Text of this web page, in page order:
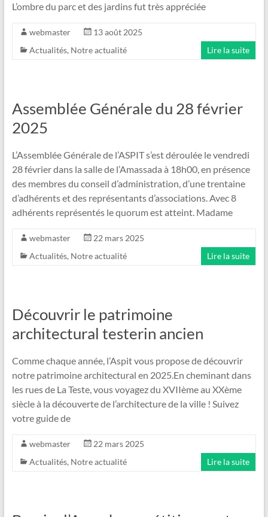
L’ombre du parc et des jardins fut très appréciée
webmaster
13 août 2025
Actualités, Notre actualité Lire la suite
Assemblée Générale du 28 février
2025
L’Assemblée Générale de l’ASPIT s’est déroulée le vendredi
28 février dans la salle de l’Amassada à 18h00, en présence
des membres du conseil d’administration, d’une trentaine
d’adhérents et des représentants d’associations. Avec 8
adhérents représentés le quorum est atteint. Madame
webmaster
22 mars 2025
Actualités, Notre actualité Lire la suite
Découvrir le patrimoine
architectural testerin ancien
Comme chaque année, l’Aspit vous propose de découvrir
notre patrimoine architectural en 2025.En cheminant dans
les rues de La Teste, vous voyagez du XVIIème au XXème
siècle à la découverte de l’architecture de la ville ! Suivez
votre guide de
webmaster
22 mars 2025
Actualités, Notre actualité Lire la suite